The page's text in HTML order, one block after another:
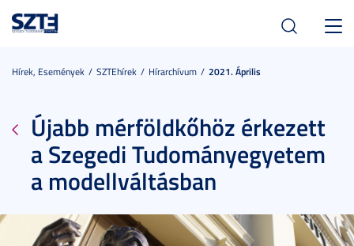
Hírek, Események SZTEhírek Hírarchívum 2021. Április
Újabb mérföldkőhöz érkezett
a Szegedi Tudományegyetem
a modellváltásban